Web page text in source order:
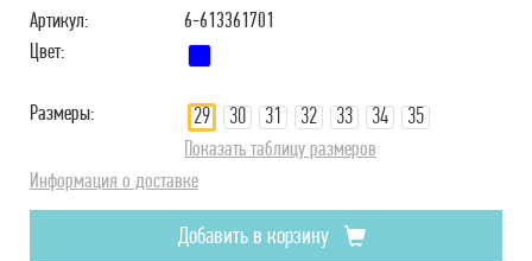
Артикул:
6-613361701
Цвет:
Размеры: 29 30 31 32 33 34 35
Показать таблицу размеров
Информация о доставке
Добавить в корзину